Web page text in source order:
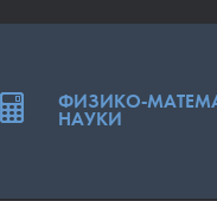
ФИЗИКО-
НАУКИ